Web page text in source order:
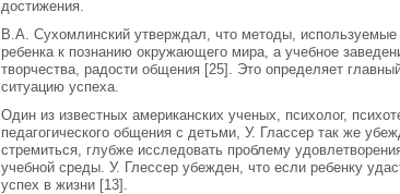
достижения.
В.А. Сухомлинский утверждал, что методы,
ребенка к познанию окружающего мира, а учебное
творчества, радости общения [25]. Это определяет
ситуацию успеха.
Один из известных американских ученых, психолог,
педагогического общения с детьми, У. Глассер так же
стремиться, глубже исследовать проблему
учебной среды. У. Глессер убежден, что если ребенку
успех в жизни [13].